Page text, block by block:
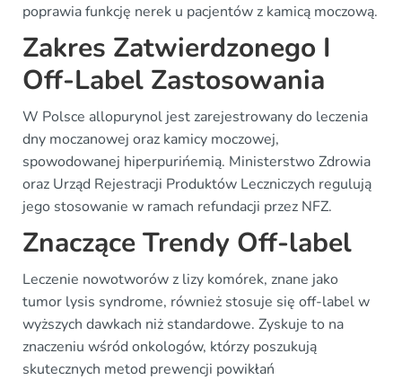
poprawia funkcję nerek u pacjentów z kamicą moczową.
Zakres Zatwierdzonego I
Off-Label Zastosowania
W Polsce allopurynol jest zarejestrowany do leczenia
dny moczanowej oraz kamicy moczowej,
spowodowanej hiperpurińemią. Ministerstwo Zdrowia
oraz Urząd Rejestracji Produktów Leczniczych regulują
jego stosowanie w ramach refundacji przez NFZ.
Znaczące Trendy Off-label
Leczenie nowotworów z lizy komórek, znane jako
tumor lysis syndrome, również stosuje się off-label w
wyższych dawkach niż standardowe. Zyskuje to na
znaczeniu wśród onkologów, którzy poszukują
skutecznych metod prewencji powikłań